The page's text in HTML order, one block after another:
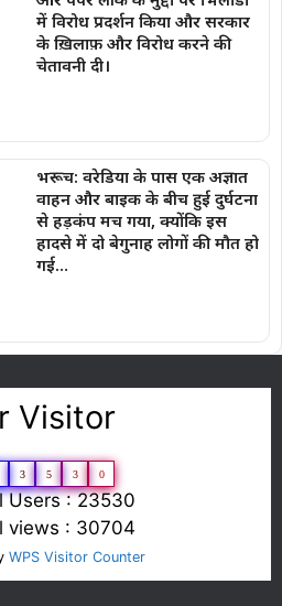
में विरोध प्रदर्शन किया और सरकार
के ख़िलाफ़ और विरोध करने की
चेतावनी दी।
भरूच: वरेडिया के पास एक अज्ञात
वाहन और बाइक के बीच हुई दुर्घटना
से हड़कंप मच गया, क्योंकि इस
हादसे में दो बेगुनाह लोगों की मौत हो
गई…
Visitor
3 5 3 0
Users : 23530
views : 30704
WPS Visitor Counter